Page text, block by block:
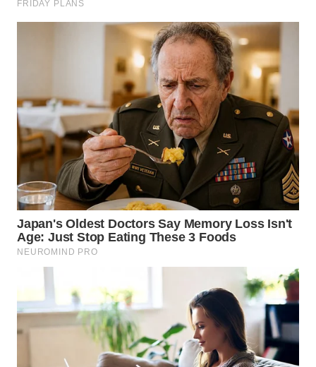
TENGAH
WN DELI
SERDANG
WN
TEBING
TINGGI
WN
PAKPAK
WN
KARAWANG